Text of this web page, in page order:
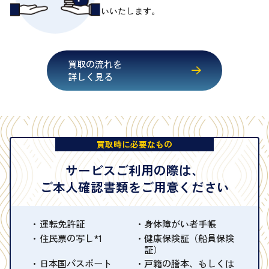
いいたします。
買取の流れを
詳しく見る
買取時に必要なもの
サービスご利用の際は、
ご本人確認書類をご用意ください
運転免許証
身体障がい者手帳
住民票の写し*1
健康保険証（船員保険
証）
日本国パスポート
戸籍の謄本、もしくは